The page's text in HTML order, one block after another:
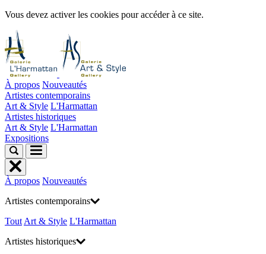
Vous devez activer les cookies pour accéder à ce site.
À propos Nouveautés
Artistes contemporains
Art & Style L'Harmattan
Artistes historiques
Art & Style L'Harmattan
Expositions
À propos Nouveautés
Artistes contemporains
Tout Art & Style L'Harmattan
Artistes historiques